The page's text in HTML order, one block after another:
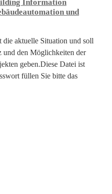
Information
und
die aktuelle Situation und soll
und den Möglichkeiten der
geben.Diese Datei ist
füllen Sie bitte das